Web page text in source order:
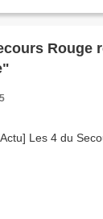
Rouge